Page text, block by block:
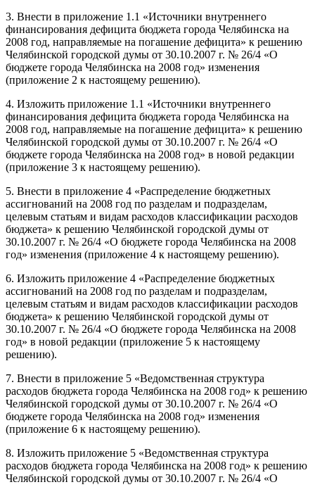
3. Внести в приложение 1.1 «Источники внутреннего
финансирования дефицита бюджета города Челябинска на
2008 год, направляемые на погашение дефицита» к решению
Челябинской городской думы от 30.10.2007 г. № 26/4 «О
бюджете города Челябинска на 2008 год» изменения
(приложение 2 к настоящему решению).
4. Изложить приложение 1.1 «Источники внутреннего
финансирования дефицита бюджета города Челябинска на
2008 год, направляемые на погашение дефицита» к решению
Челябинской городской думы от 30.10.2007 г. № 26/4 «О
бюджете города Челябинска на 2008 год» в новой редакции
(приложение 3 к настоящему решению).
5. Внести в приложение 4 «Распределение бюджетных
ассигнований на 2008 год по разделам и подразделам,
целевым статьям и видам расходов классификации расходов
бюджета» к решению Челябинской городской думы от
30.10.2007 г. № 26/4 «О бюджете города Челябинска на 2008
год» изменения (приложение 4 к настоящему решению).
6. Изложить приложение 4 «Распределение бюджетных
ассигнований на 2008 год по разделам и подразделам,
целевым статьям и видам расходов классификации расходов
бюджета» к решению Челябинской городской думы от
30.10.2007 г. № 26/4 «О бюджете города Челябинска на 2008
год» в новой редакции (приложение 5 к настоящему
решению).
7. Внести в приложение 5 «Ведомственная структура
расходов бюджета города Челябинска на 2008 год» к решению
Челябинской городской думы от 30.10.2007 г. № 26/4 «О
бюджете города Челябинска на 2008 год» изменения
(приложение 6 к настоящему решению).
8. Изложить приложение 5 «Ведомственная структура
расходов бюджета города Челябинска на 2008 год» к решению
Челябинской городской думы от 30.10.2007 г. № 26/4 «О